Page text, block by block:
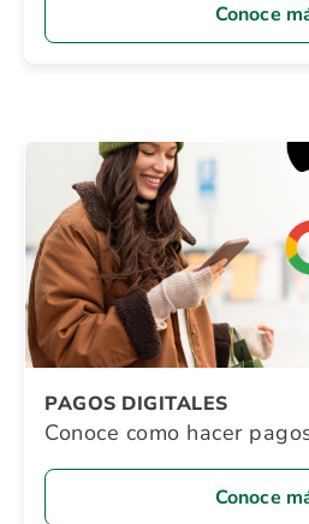
Conoce
PAGOS DIGITALES
Conoce como hacer
Conoce